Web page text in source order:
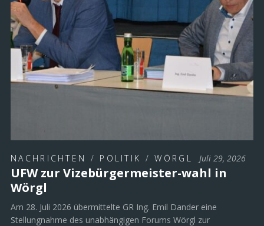
NACHRICHTEN / POLITIK /WÖRGL Juli 29, 2026
UFW zur Vizebürgermeister-wahl in
Wörgl
Am 28. Juli 2026 übermittelte GR Ing. Emil Dander eine
Stellungnahme des unabhängigen Forums Wörgl zur